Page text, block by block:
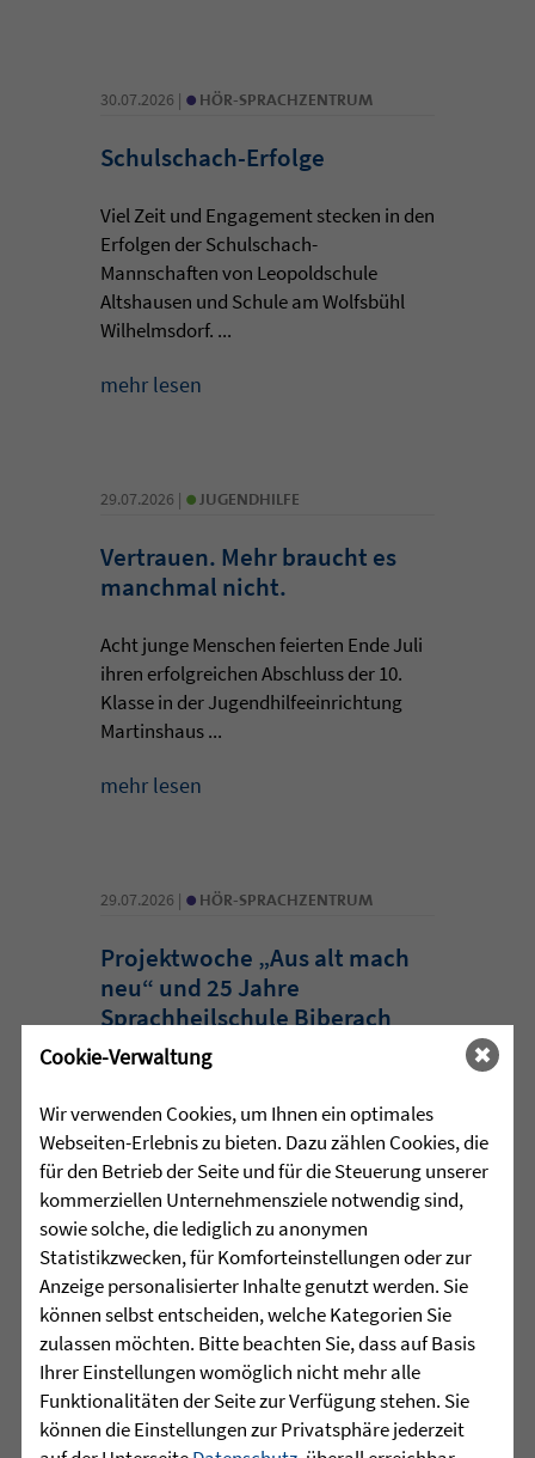
30.07.2026 | • HÖR-SPRACHZENTRUM
Schulschach-Erfolge
Viel Zeit und Engagement stecken in den
Erfolgen der Schulschach-
Mannschaften von Leopoldschule
Altshausen und Schule am Wolfsbühl
Wilhelmsdorf. ...
mehr lesen
29.07.2026 | • JUGENDHILFE
Vertrauen. Mehr braucht es
manchmal nicht.
Acht junge Menschen feierten Ende Juli
ihren erfolgreichen Abschluss der 10.
Klasse in der Jugendhilfeeinrichtung
Martinshaus ...
mehr lesen
29.07.2026 | • HÖR-SPRACHZENTRUM
Projektwoche „Aus alt mach
neu“ und 25 Jahre
Sprachheilschule Biberach
Im Mai stand an der Sprachheilschule
Biberach alles im Zeichen des Umwelt-
und Klimaschutzes. Unter dem Motto
„Aus alt mach neu“ beschäftigten sich
die Schülerinnen und Schüler im
Rahmen einer Projektwoche intensiv
mit den Themen Müllvermeidung, ...
mehr lesen
29.07.2026 | •HÖR-SPRACHZENTRUM
Cookie-Verwaltung
Wir verwenden Cookies, um Ihnen ein optimales
Webseiten-Erlebnis zu bieten. Dazu zählen Cookies, die
für den Betrieb der Seite und für die Steuerung unserer
kommerziellen Unternehmensziele notwendig sind,
sowie solche, die lediglich zu anonymen
Statistikzwecken, für Komforteinstellungen oder zur
Anzeige personalisierter Inhalte genutzt werden. Sie
können selbst entscheiden, welche Kategorien Sie
zulassen möchten. Bitte beachten Sie, dass auf Basis
Ihrer Einstellungen womöglich nicht mehr alle
Funktionalitäten der Seite zur Verfügung stehen. Sie
können die Einstellungen zur Privatsphäre jederzeit